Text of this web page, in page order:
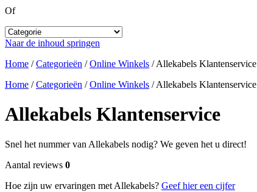
Of
Naar de inhoud springen
Home /Categorieën /Online Winkels /Allekabels Klantenservice
Home /Categorieën /Online Winkels /Allekabels Klantenservice
Allekabels Klantenservice
Snel het nummer van Allekabels nodig? We geven het u direct!
Aantal reviews 0
Hoe zijn uw ervaringen met Allekabels? Geef hier een cijfer